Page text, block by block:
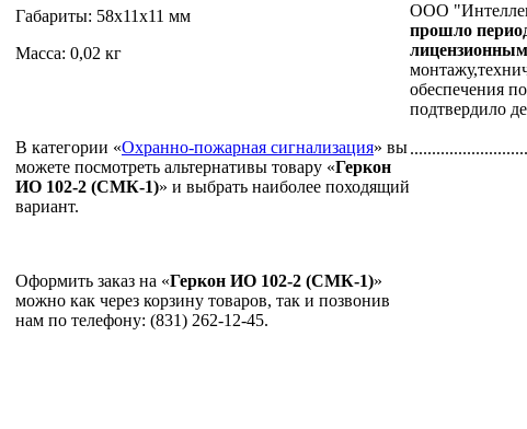
Габариты: 58х11х11 мм
Масса: 0,02 кг
В категории «Охранно-пожарная сигнализация» вы
можете посмотреть альтернативы товару «Геркон
ИО 102-2 (СМК-1)» и выбрать наиболее походящий
вариант.
Оформить заказ на «Геркон ИО 102-2 (СМК-1)»
можно как через корзину товаров, так и позвонив
нам по телефону: (831) 262-12-45.
ООО
прошло
обеспечения
подтвердило